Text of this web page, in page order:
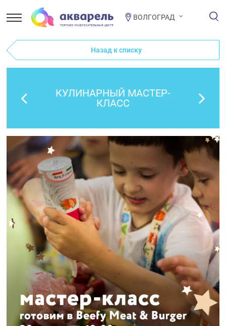
ВОЛГОГРАД
Назад к списку
КУЛИНАРНЫЙ МАСТЕР-
КЛАСС